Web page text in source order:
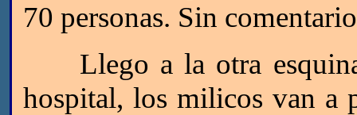
70 personas. Sin
Llego a la otra
hospital, los milicos van a